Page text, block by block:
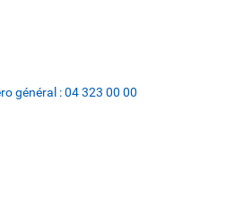
général :04 323 00 00